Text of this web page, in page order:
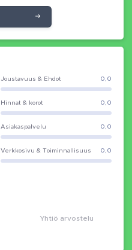
Joustavuus & Ehdot 0,0
Hinnat & korot 0,0
Asiakaspalvelu 0,0
Verkkosivu & Toiminnallisuus 0,0
Yhtiö arvostelu